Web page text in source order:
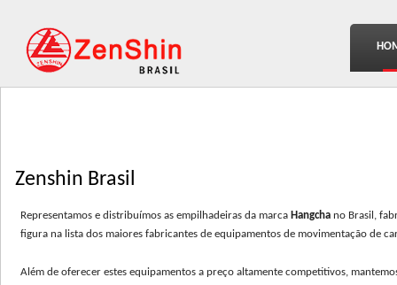
Zenshin Brasil
Representamos e distribuímos as empilhadeiras da marca Hangcha no Brasil,
figura na lista dos maiores fabricantes de equipamentos de movimentação de
Além de oferecer estes equipamentos a preço altamente competitivos,